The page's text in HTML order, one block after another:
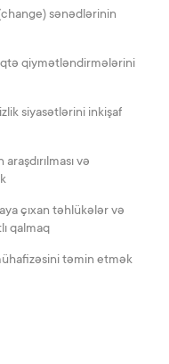
sənədlərinin
qiymətləndirmələrini
siyasətlərini inkişaf
və
çıxan təhlükələr və
qalmaq
təmin etmək